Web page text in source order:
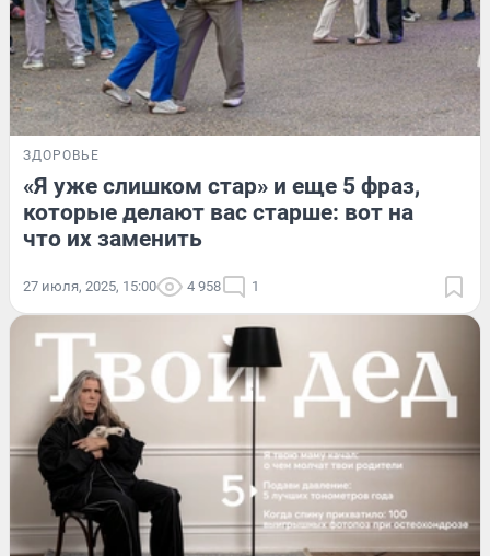
ЗДОРОВЬЕ
«Я уже слишком стар» и еще 5 фраз,
которые делают вас старше: вот на
что их заменить
27 июля, 2025, 15:00 4 958 1